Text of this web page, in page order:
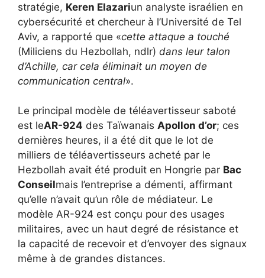
stratégie, Keren Elazariun analyste israélien en
cybersécurité et chercheur à l’Université de Tel
Aviv, a rapporté que «cette attaque a touché
(Miliciens du Hezbollah, ndlr) dans leur talon
d’Achille, car cela éliminait un moyen de
communication central».
Le principal modèle de téléavertisseur saboté
est leAR-924 des Taïwanais Apollon d’or; ces
dernières heures, il a été dit que le lot de
milliers de téléavertisseurs acheté par le
Hezbollah avait été produit en Hongrie par Bac
Conseilmais l’entreprise a démenti, affirmant
qu’elle n’avait qu’un rôle de médiateur. Le
modèle AR-924 est conçu pour des usages
militaires, avec un haut degré de résistance et
la capacité de recevoir et d’envoyer des signaux
même à de grandes distances.